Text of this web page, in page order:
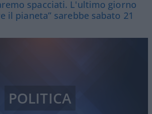
spacciati. L'ultimo giorno
il pianeta” sarebbe sabato 21
POLITICA